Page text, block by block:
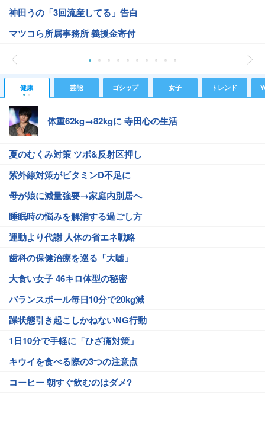
神田うの「3回流産してる」告白
マツコら所属事務所 義援金寄付
健康 芸能 ゴシップ 女子 トレンド
体重62kg→82kgに 寺田心の生活
夏のむくみ対策 ツボ&反射区押し
紫外線対策がビタミンD不足に
母が娘に減量強要→家庭内別居へ
睡眠時の悩みを解消する過ごし方
運動より代謝 人体の省エネ戦略
歯科の保健治療を巡る「大嘘」
大食い女子 46キロ体型の秘密
バランスボール毎日10分で20kg減
躁状態引き起こしかねないNG行動
1日10分で手軽に「ひざ痛対策」
キウイを食べる際の3つの注意点
コーヒー 朝すぐ飲むのはダメ?